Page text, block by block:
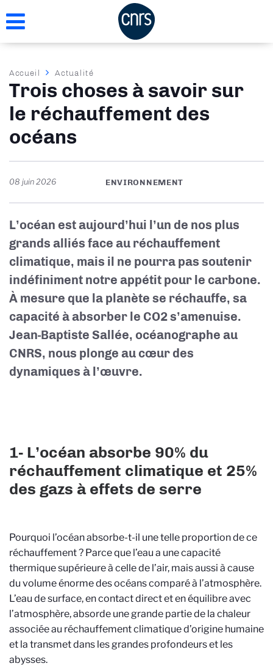
au
Fil
d'Ariane
Accueil Actualité
Trois choses à savoir sur
le réchauffement des
océans
08 juin 2026 ENVIRONNEMENT
L’océan est aujourd’hui l’un de nos plus
grands alliés face au réchauffement
climatique, mais il ne pourra pas soutenir
indéfiniment notre appétit pour le carbone.
À mesure que la planète se réchauffe, sa
capacité à absorber le CO2 s’amenuise.
Jean-Baptiste Sallée, océanographe au
CNRS, nous plonge au cœur des
dynamiques à l’œuvre.
1- L’océan absorbe 90% du
réchauffement climatique et 25%
des gazs à effets de serre
Pourquoi l’océan absorbe-t-il une telle proportion de ce
réchauffement ? Parce que l’eau a une capacité
thermique supérieure à celle de l’air, mais aussi à cause
du volume énorme des océans comparé à l’atmosphère.
L’eau de surface, en contact direct et en équilibre avec
l’atmosphère, absorde une grande partie de la chaleur
associée au réchauffement climatique d’origine humaine
et la transmet dans les grandes profondeurs et les
abysses.